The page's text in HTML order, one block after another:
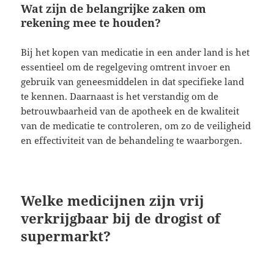
Wat zijn de belangrijke zaken om
rekening mee te houden?
Bij het kopen van medicatie in een ander land is het
essentieel om de regelgeving omtrent invoer en
gebruik van geneesmiddelen in dat specifieke land
te kennen. Daarnaast is het verstandig om de
betrouwbaarheid van de apotheek en de kwaliteit
van de medicatie te controleren, om zo de veiligheid
en effectiviteit van de behandeling te waarborgen.
Welke medicijnen zijn vrij
verkrijgbaar bij de drogist of
supermarkt?